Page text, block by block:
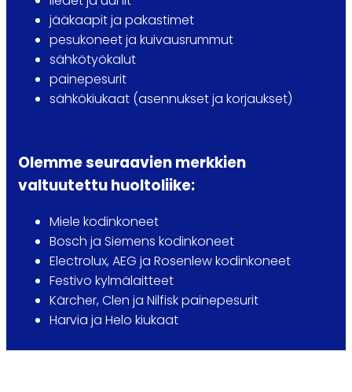
jääkaapit ja pakastimet
pesukoneet ja kuivausrummut
sähkötyökalut
painepesurit
sähkökiukaat (asennukset ja korjaukset)
Olemme seuraavien merkkien
valtuutettu huoltoliike:
Miele kodinkoneet
Bosch ja Siemens kodinkoneet
Electrolux, AEG ja Rosenlew kodinkoneet
Festivo kylmälaitteet
Kärcher, Clen ja Nilfisk painepesurit
Harvia ja Helo kiukaat